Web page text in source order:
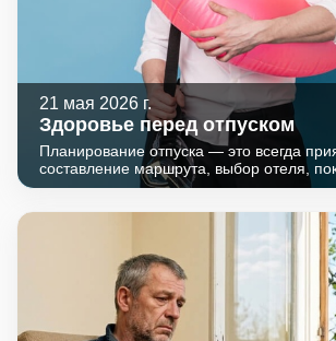
21 мая 2026 г.
Здоровье перед отпуском
Планирование отпуска — это всегда
составление маршрута, выбор отеля,
Однако часто мы забываем о самом
как внезапная болезнь. Простые и
лабораторные исследования помогут
состояние, выявить скрытые угрозы и
путешествие с уверенностью и